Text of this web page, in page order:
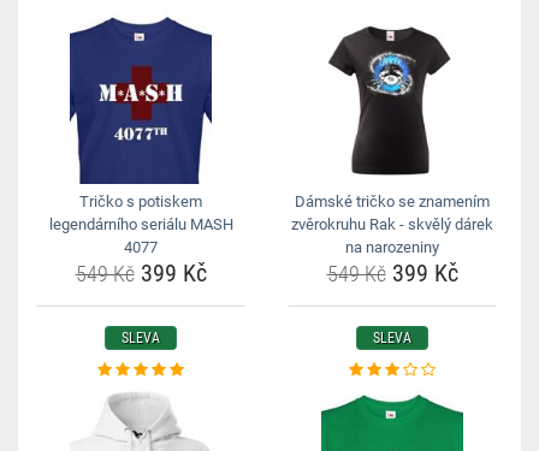
Tričko s potiskem
legendárního seriálu MASH
4077
549 Kč399 Kč
Dámské tričko se znamením
zvěrokruhu Rak - skvělý dárek
na narozeniny
549 Kč399 Kč
SLEVA SLEVA